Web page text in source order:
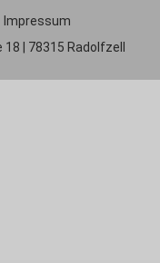
Impressum
| 78315 Radolfzell